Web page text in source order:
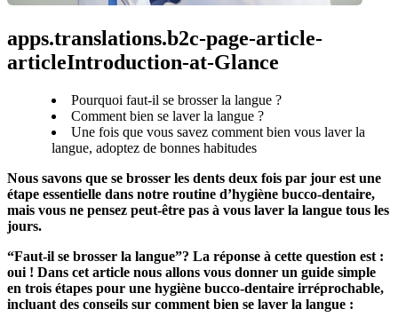
apps.translations.b2c-page-article-
articleIntroduction-at-Glance
Pourquoi faut-il se brosser la langue ?
Comment bien se laver la langue ?
Une fois que vous savez comment bien vous laver la
langue, adoptez de bonnes habitudes
Nous savons que se brosser les dents deux fois par jour est une
étape essentielle dans notre routine d’hygiène bucco-dentaire,
mais vous ne pensez peut-être pas à vous laver la langue tous les
jours.
“Faut-il se brosser la langue”? La réponse à cette question est :
oui ! Dans cet article nous allons vous donner un guide simple
en trois étapes pour une hygiène bucco-dentaire irréprochable,
incluant des conseils sur comment bien se laver la langue :